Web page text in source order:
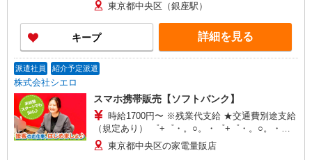
東京都中央区（銀座駅）
キープ 詳細を見る
派遣社員 紹介予定派遣
株式会社シエロ
スマホ携帯販売【ソフトバンク】
時給1700円〜 ※残業代支給 ★交通費別途支給
（規定あり） ゜+゜・。○。・゜+゜・。○。・゜
+゜ 入社祝い金10万円支給(規定有) お友達を紹介
頂くと, インセンティブ支給(規定有) ★月2回払
東京都中央区の家電量販店